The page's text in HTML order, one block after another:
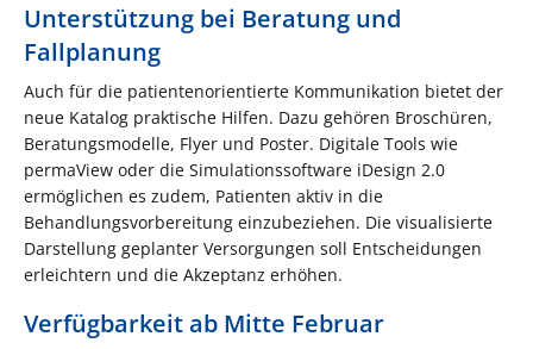
Unterstützung bei Beratung und
Fallplanung
Auch für die patientenorientierte Kommunikation bietet der
neue Katalog praktische Hilfen. Dazu gehören Broschüren,
Beratungsmodelle, Flyer und Poster. Digitale Tools wie
permaView oder die Simulationssoftware iDesign 2.0
ermöglichen es zudem, Patienten aktiv in die
Behandlungsvorbereitung einzubeziehen. Die visualisierte
Darstellung geplanter Versorgungen soll Entscheidungen
erleichtern und die Akzeptanz erhöhen.
Verfügbarkeit ab Mitte Februar